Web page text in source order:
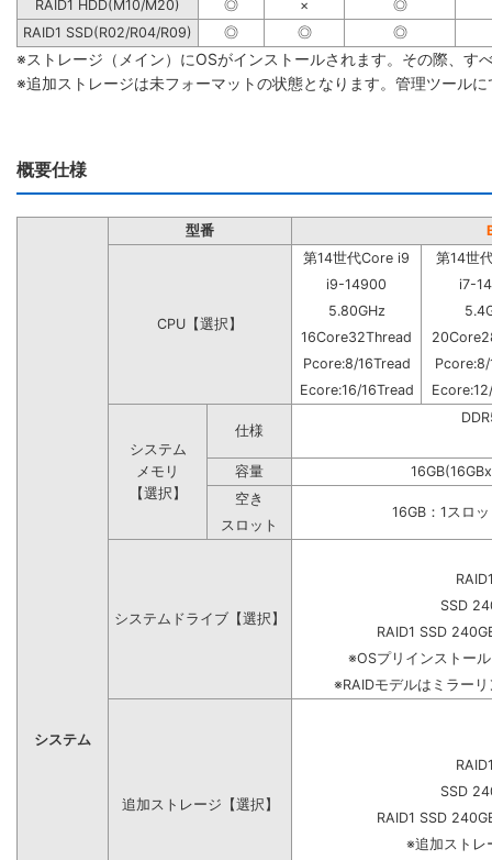
RAID1 HDD(M10/M20) ◎ ×
◎
RAID1 SSD(R02/R04/R09)
◎ ◎ ◎
※ストレージ（メイン）にOSがインストールされます。その際、す
※追加ストレージは未フォーマットの状態となります。管理ツール
概要仕様
システム
型番
CPU【選択】
第14世代Core i9
第14世
i9-14900
i7-
5.80GHz
16Core32Thread
Pcore:8/16Tread
Ecore:16/16Tread
システム
メモリ
【選択】
仕様
容量
空き
16GB：1スロ
スロット
システムドライブ【選択】
SSD
RAID1 SSD
※OSプリインストー
※RAIDモデルはミラー
追加ストレージ【選択】
SSD
RAID1 SSD
※追加ストレ